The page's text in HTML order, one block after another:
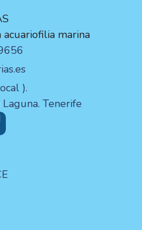
acuariofilia marina
).
Tenerife